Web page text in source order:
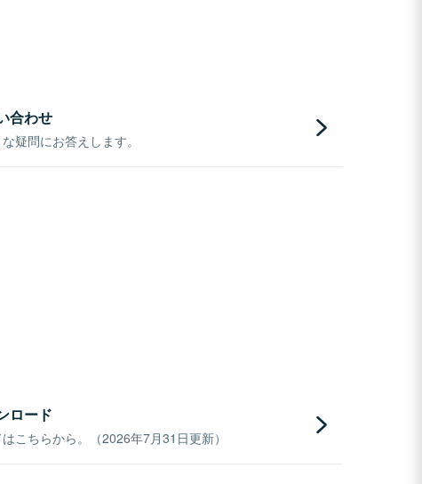
合わせ
疑問にお答えします。
ロード
こちらから。（2026年7月31日更新）